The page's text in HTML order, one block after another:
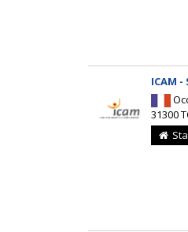
ICAM
31300